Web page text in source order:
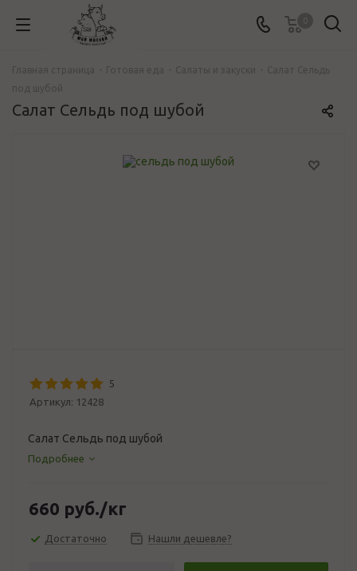
Салат Сельдь под шубой
5
Артикул: 12428
Салат Сельдь под шубой
Подробнее
660 руб./кг
Достаточно Нашли дешевле?